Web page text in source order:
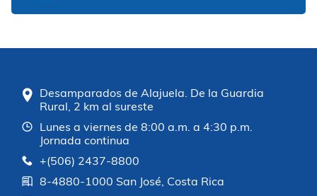
Desamparados de Alajuela. De la Guardia
Rural, 2 km al sureste
Lunes a viernes de 8:00 a.m. a 4:30 p.m.
Jornada continua
+(506) 2437-8800
8-4880-1000 San José, Costa Rica